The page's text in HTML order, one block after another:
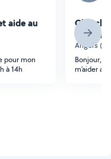
aide au
pour mon
à 14h
Angers
Bonjour,
m'aider